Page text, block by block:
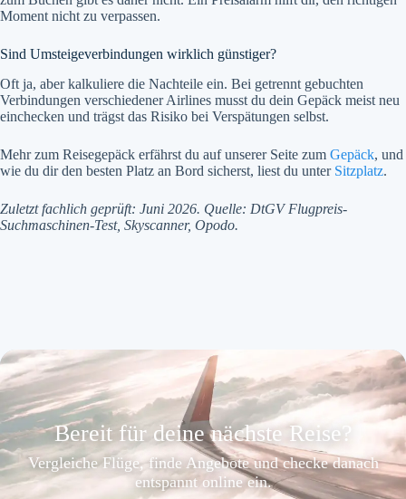
Moment nicht zu verpassen.
Sind Umsteigeverbindungen wirklich günstiger?
Oft ja, aber kalkuliere die Nachteile ein. Bei getrennt gebuchten
Verbindungen verschiedener Airlines musst du dein Gepäck meist neu
einchecken und trägst das Risiko bei Verspätungen selbst.
Mehr zum Reisegepäck erfährst du auf unserer Seite zum Gepäck, und
wie du dir den besten Platz an Bord sicherst, liest du unter Sitzplatz.
Zuletzt fachlich geprüft: Juni 2026. Quelle: DtGV Flugpreis-
Suchmaschinen-Test, Skyscanner, Opodo.
Bereit für deine nächste Reise?
Vergleiche Flüge, finde Angebote und checke danach
entspannt online ein.